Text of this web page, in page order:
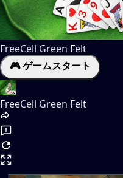
FreeCell Green Felt
🎮 ゲームスタート
FreeCell Green Felt